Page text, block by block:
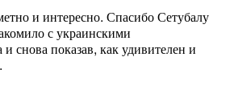
и интересно. Спасибо Сетубалу
с украинскими
снова показав, как удивителен и